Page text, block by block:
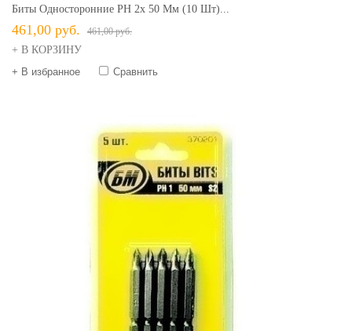
Биты Односторонние PH 2х 50 Мм (10 Шт)...
461,00 руб. 461,00 руб.
+ В КОРЗИНУ
+ В избранное
Сравнить